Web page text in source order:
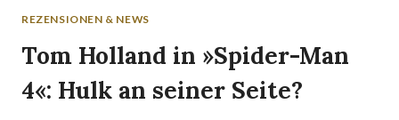
REZENSIONEN & NEWS
Tom Holland in »Spider-Man
4«: Hulk an seiner Seite?